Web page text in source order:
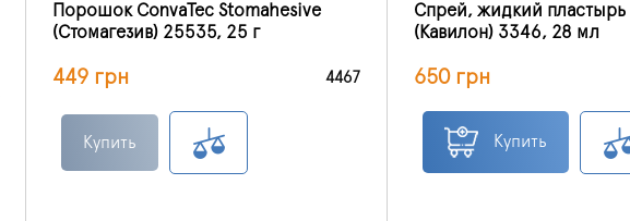
Порошок ConvaTec Stomahesive
(Стомагезив) 25535, 25 г
449 грн 4467
Купить
Спрей, жидкий пластырь
(Кавилон) 3346, 28 мл
650 грн
Купить